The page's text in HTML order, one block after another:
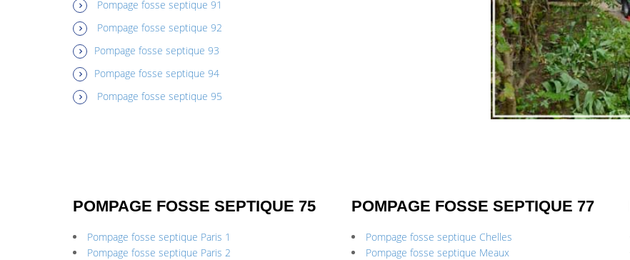
Pompage fosse septique 91
Pompage fosse septique 92
Pompage fosse septique 93
Pompage fosse septique 94
Pompage fosse septique 95
POMPAGE FOSSE SEPTIQUE 75
Pompage fosse septique Paris 1
Pompage fosse septique Paris 2
POMPAGE FOSSE SEPTIQUE 77
Pompage fosse septique Chelles
Pompage fosse septique Meaux